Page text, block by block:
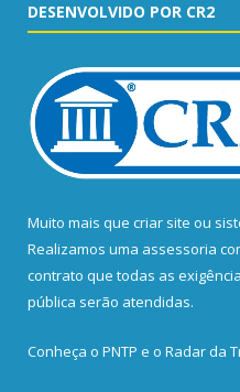
DESENVOLVIDO POR CR2
Muito mais que criar site ou
Realizamos uma assessoria
contrato que todas as
pública serão atendidas.
Conheça o PNTP e o Radar da